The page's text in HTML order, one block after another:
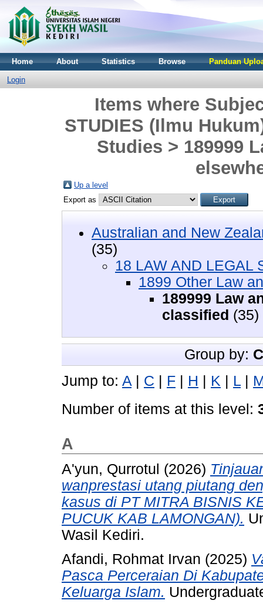
Home About Statistics Browse Panduan
Login
Items where
STUDIES (Ilmu
Studies > 189999
Up a level
Export as
Australian and New
(35)
18 LAW AND LEGAL
1899 Other Law
189999 Law
classified (35)
Group by:
Jump to: A | C | F | H | K | L |
Number of items at this level:
A
A'yun, Qurrotul (2026)
wanprestasi utang piutang
kasus di PT MITRA BISNIS
PUCUK KAB LAMONGAN).
Wasil Kediri.
Afandi, Rohmat Irvan (2025)
Pasca Perceraian Di
Keluarga Islam.